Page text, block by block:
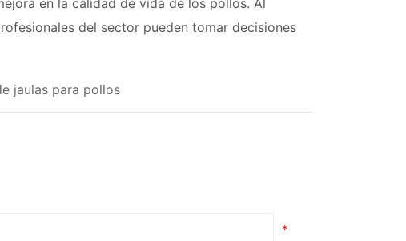
en la calidad de vida de los pollos. Al
del sector pueden tomar decisiones
jaulas para pollos
*